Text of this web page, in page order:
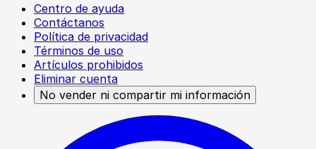
Centro de ayuda
Contáctanos
Política de privacidad
Términos de uso
Artículos prohibidos
Eliminar cuenta
No vender ni compartir mi información